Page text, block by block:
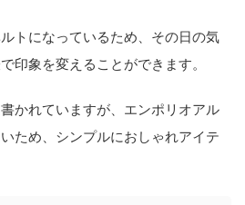
トになっているため、その日の気
印象を変えることができます。
かれていますが、エンポリオアル
ため、シンプルにおしゃれアイテ